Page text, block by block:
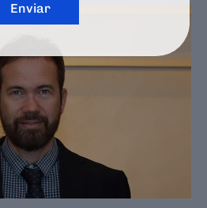
Enviar